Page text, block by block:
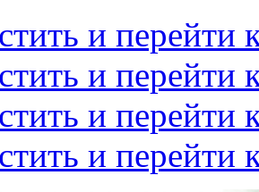
и перейти
и перейти
и перейти
и перейти